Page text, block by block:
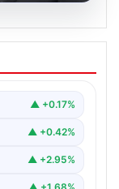
Medya
artan
▲ +0.17%
▲ +0.42%
▲ +2.95%